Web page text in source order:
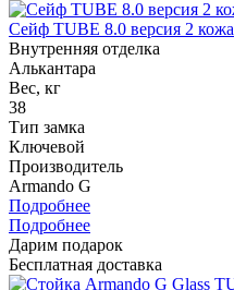
Сейф TUBE 8.0 версия 2 кожа
Внутренняя отделка
Алькантара
Вес, кг
38
Тип замка
Ключевой
Производитель
Armando G
Подробнее
Подробнее
Дарим подарок
Бесплатная доставка